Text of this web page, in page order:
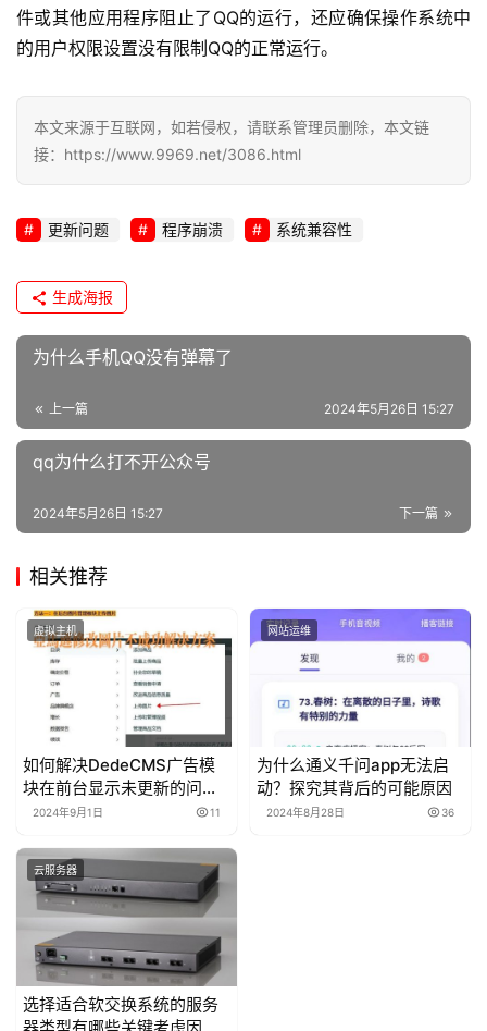
件或其他应用程序阻止了QQ的运行，还应确保操作系统中
的用户权限设置没有限制QQ的正常运行。
本文来源于互联网，如若侵权，请联系管理员删除，本文链
接：https://www.9969.net/3086.html
更新问题 程序崩溃 系统兼容性
生成海报
为什么手机QQ没有弹幕了
上一篇 2024年5月26日 15:27
qq为什么打不开公众号
下一篇
2024年5月26日 15:27
相关推荐
虚拟主机
如何解决DedeCMS广告模
块在前台显示未更新的问
题？
2024年9月1日 11
网站运维
为什么通义千问app无法启
动？探究其背后的可能原因
2024年8月28日 36
云服务器
选择适合软交换系统的服务